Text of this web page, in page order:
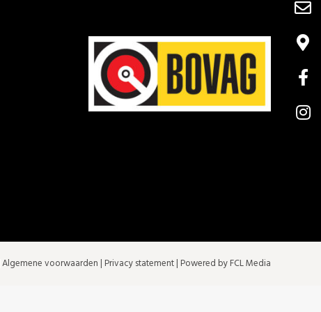
Algemene voorwaarden | Privacy statement| Powered by FCL Media